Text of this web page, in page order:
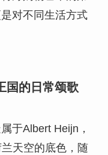
对不同生活方式
的日常颂歌
于Albert Heijn，
天空的底色，随